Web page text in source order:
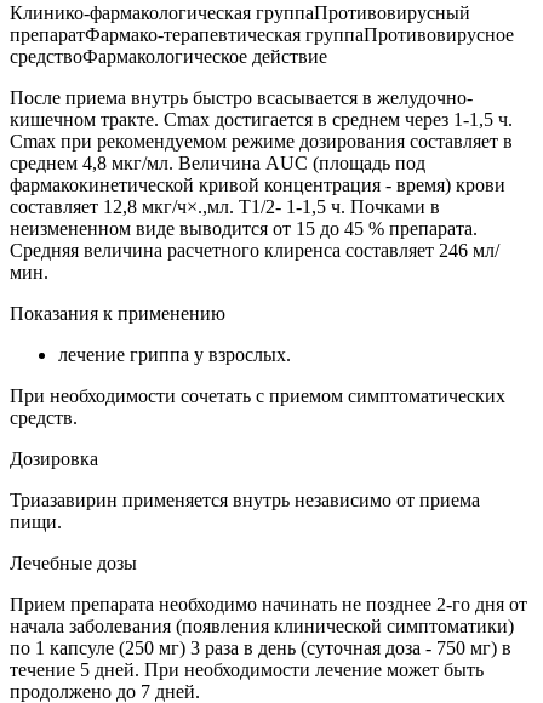
Клинико-фармакологическая группаПротивовирусный
препаратФармако-терапевтическая группаПротивовирусное
средствоФармакологическое действие
После приема внутрь быстро всасывается в желудочно-
кишечном тракте. Cmax достигается в среднем через 1-1,5 ч.
Cmax при рекомендуемом режиме дозирования составляет в
среднем 4,8 мкг/мл. Величина AUC (площадь под
фармакокинетической кривой концентрация - время) крови
составляет 12,8 мкг/ч×.,мл. T1/2- 1-1,5 ч. Почками в
неизмененном виде выводится от 15 до 45 % препарата.
Средняя величина расчетного клиренса составляет 246 мл/
мин.
Показания к применению
лечение гриппа у взрослых.
При необходимости сочетать с приемом симптоматических
средств.
Дозировка
Триазавирин применяется внутрь независимо от приема
пищи.
Лечебные дозы
Прием препарата необходимо начинать не позднее 2-го дня от
начала заболевания (появления клинической симптоматики)
по 1 капсуле (250 мг) 3 раза в день (суточная доза - 750 мг) в
течение 5 дней. При необходимости лечение может быть
продолжено до 7 дней.